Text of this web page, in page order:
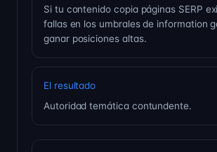
Si tu contenido copia páginas SERP
fallas en los umbrales de information
ganar posiciones altas.
El resultado
Autoridad temática contundente.